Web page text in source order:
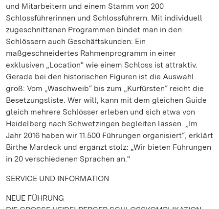
und Mitarbeitern und einem Stamm von 200
Schlossführerinnen und Schlossführern. Mit individuell
zugeschnittenen Programmen bindet man in den
Schlössern auch Geschäftskunden: Ein
maßgeschneidertes Rahmenprogramm in einer
exklusiven „Location“ wie einem Schloss ist attraktiv.
Gerade bei den historischen Figuren ist die Auswahl
groß: Vom „Waschweib“ bis zum „Kurfürsten“ reicht die
Besetzungsliste. Wer will, kann mit dem gleichen Guide
gleich mehrere Schlösser erleben und sich etwa von
Heidelberg nach Schwetzingen begleiten lassen. „Im
Jahr 2016 haben wir 11.500 Führungen organisiert“, erklärt
Birthe Mardeck und ergänzt stolz: „Wir bieten Führungen
in 20 verschiedenen Sprachen an.“
SERVICE UND INFORMATION
NEUE FÜHRUNG